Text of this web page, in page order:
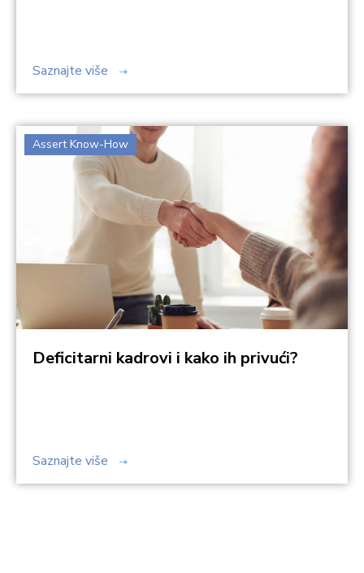
Saznajte više
Assert Know-How
Deficitarni kadrovi i kako ih privući?
Saznajte više